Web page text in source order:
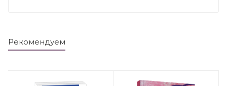
Рекомендуем